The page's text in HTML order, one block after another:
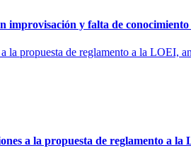
y falta de
a la propuesta de reglamento a la